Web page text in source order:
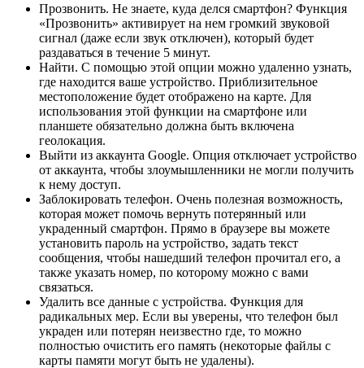
Прозвонить. Не знаете, куда делся смартфон? Функция
«Прозвонить» активирует на нем громкий звуковой
сигнал (даже если звук отключен), который будет
раздаваться в течение 5 минут.
Найти. С помощью этой опции можно удаленно узнать,
где находится ваше устройство. Приблизительное
местоположение будет отображено на карте. Для
использования этой функции на смартфоне или
планшете обязательно должна быть включена
геолокация.
Выйти из аккаунта Google. Опция отключает устройство
от аккаунта, чтобы злоумышленники не могли получить
к нему доступ.
Заблокировать телефон. Очень полезная возможность,
которая может помочь вернуть потерянный или
украденный смартфон. Прямо в браузере вы можете
установить пароль на устройство, задать текст
сообщения, чтобы нашедший телефон прочитал его, а
также указать номер, по которому можно с вами
связаться.
Удалить все данные с устройства. Функция для
радикальных мер. Если вы уверены, что телефон был
украден или потерян неизвестно где, то можно
полностью очистить его память (некоторые файлы с
карты памяти могут быть не удалены).